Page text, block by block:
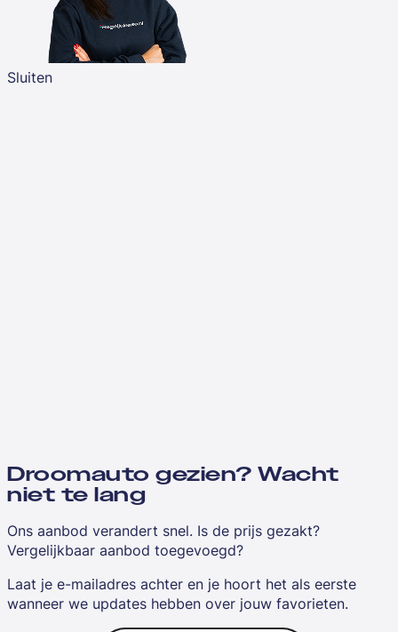
Sluiten
Droomauto gezien? Wacht
niet te lang
Ons aanbod verandert snel. Is de prijs gezakt?
Vergelijkbaar aanbod toegevoegd?
Laat je e-mailadres achter en je hoort het als eerste
wanneer we updates hebben over jouw favorieten.